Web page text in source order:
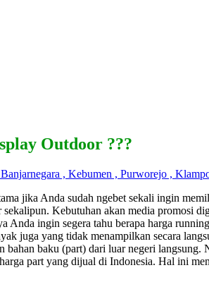
Outdoor ???
, Kebumen , Purworejo ,
jika Anda sudah ngebet sekali ingin
Kebutuhan akan media promosi
Anda ingin segera tahu berapa harga
juga yang tidak menampilkan secara
baku (part) dari luar negeri
part yang dijual di Indonesia. Hal ini